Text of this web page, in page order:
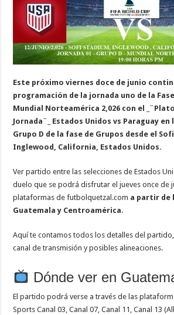
Este próximo viernes doce de junio
programación de la jornada uno de la
Mundial Norteamérica 2,026 con el
Jornada¨_ Estados Unidos vs Paraguay en
Grupo D de la fase de Grupos desde el
Inglewood, California, Estados Unidos.
Ver partido entre las selecciones de Estados
duelo que se podrá disfrutar el jueves once de
plataformas de futbolquetzal.com a partir de
Guatemala y Centroamérica.
Aquí te contamos todos los detalles del
canal de transmisión y posibles alineaciones.
Dónde ver en
El partido podrá verse a través de las
Sports Canal 03, Canal 07, Canal 11, Canal 13